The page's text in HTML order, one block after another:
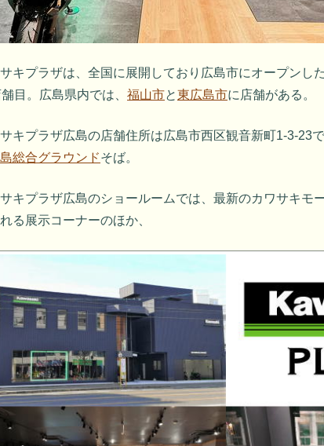
キプラザは、全国に展開しており広島市にオープンし
目。広島県内では、 福山市と東広島市に店舗がある。
キプラザ広島の店舗住所は広島市西区観音新町1-3-23で
総合グラウンドそば。
キプラザ広島のショールームでは、最新のカワサキモ
る展示コーナーのほか、